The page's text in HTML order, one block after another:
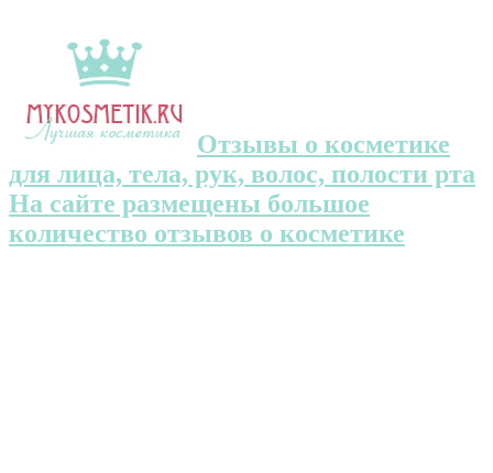
Отзывы о косметике
для лица, тела, рук, волос, полости рта
На сайте размещены большое
количество отзывов о косметике